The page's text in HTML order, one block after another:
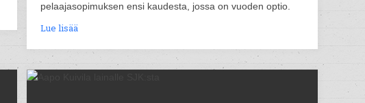
pelaajasopimuksen ensi kaudesta, jossa on vuoden optio.
Lue lisää